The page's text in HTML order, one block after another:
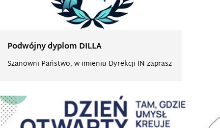
Podwójny dyplom DILLA
Szanowni Państwo, w imieniu Dyrekcji IN zaprasz